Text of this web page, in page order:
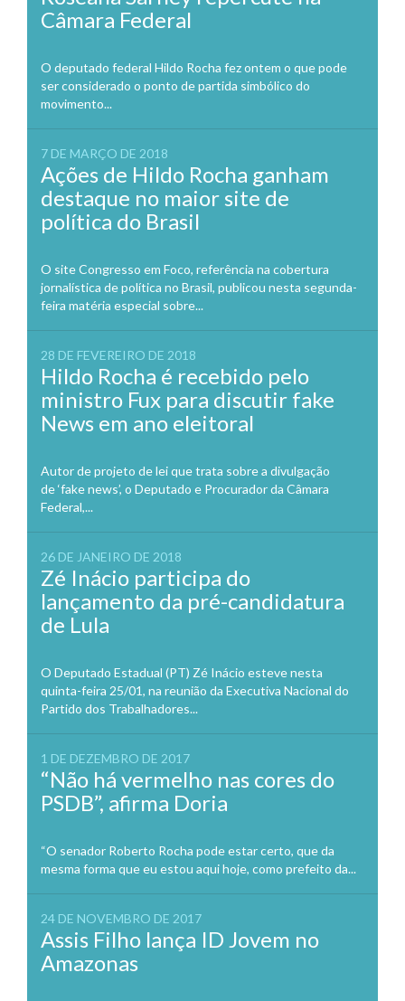
Câmara Federal
O deputado federal Hildo Rocha fez ontem o que pode
ser considerado o ponto de partida simbólico do
movimento...
7 DE MARÇO DE 2018
Ações de Hildo Rocha ganham
destaque no maior site de
política do Brasil
O site Congresso em Foco, referência na cobertura
jornalística de política no Brasil, publicou nesta segunda-
feira matéria especial sobre...
28 DE FEVEREIRO DE 2018
Hildo Rocha é recebido pelo
ministro Fux para discutir fake
News em ano eleitoral
Autor de projeto de lei que trata sobre a divulgação
de ‘fake news’, o Deputado e Procurador da Câmara
Federal,...
26 DE JANEIRO DE 2018
Zé Inácio participa do
lançamento da pré-candidatura
de Lula
O Deputado Estadual (PT) Zé Inácio esteve nesta
quinta-feira 25/01, na reunião da Executiva Nacional do
Partido dos Trabalhadores...
1 DE DEZEMBRO DE 2017
“Não há vermelho nas cores do
PSDB”, afirma Doria
“O senador Roberto Rocha pode estar certo, que da
mesma forma que eu estou aqui hoje, como prefeito da...
24 DE NOVEMBRO DE 2017
Assis Filho lança ID Jovem no
Amazonas